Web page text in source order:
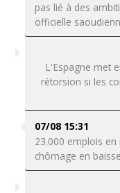
pas lié à des
officielle
L'Espagne met
rétorsion si les
07/08 15:31
23.000 emplois
chômage en baisse